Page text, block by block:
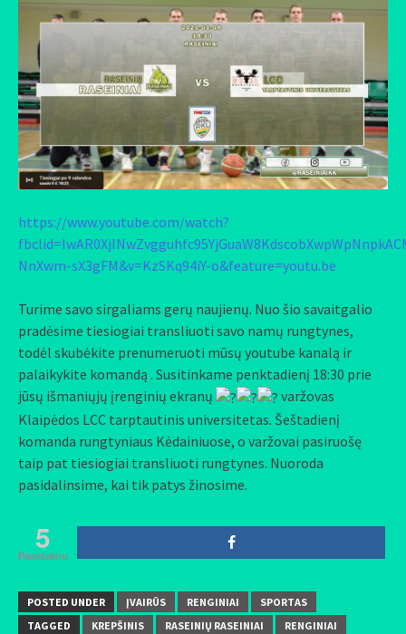
https://www.youtube.com/watch?
NnXwm-sX3gFM&v=KzSKq94iY-o&feature=youtu.be
Turime savo sirgaliams gerų naujienų. Nuo šio savaitgalio
pradėsime tiesiogiai transliuoti savo namų rungtynes,
todėl skubėkite prenumeruoti mūsų youtube kanalą ir
palaikykite komandą . Susitinkame penktadienį 18:30 prie
jūsų išmaniųjų įrenginių ekranų
varžovas
Klaipėdos LCC tarptautinis universitetas. Šeštadienį
komanda rungtyniaus Kėdainiuose, o varžovai pasiruošę
taip pat tiesiogiai transliuoti rungtynes. Nuoroda
pasidalinsime, kai tik patys žinosime.
5
Pasidalino
POSTED UNDER ĮVAIRŪS RENGINIAI
SPORTAS
TAGGED
KREPŠINIS RASEINIŲ RASEINIAI
RENGINIAI